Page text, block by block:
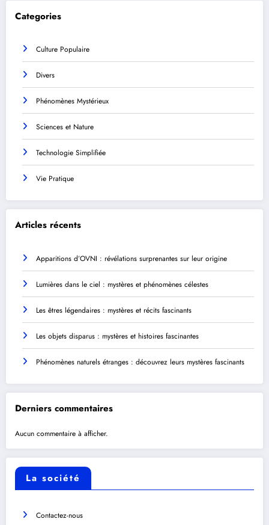
Categories
Culture Populaire
Divers
Phénomènes Mystérieux
Sciences et Nature
Technologie Simplifiée
Vie Pratique
Articles récents
Apparitions d’OVNI : révélations surprenantes sur leur origine
Lumières dans le ciel : mystères et phénomènes célestes
Les êtres légendaires : mystères et récits fascinants
Les objets disparus : mystères et histoires fascinantes
Phénomènes naturels étranges : découvrez leurs mystères fascinants
Derniers commentaires
Aucun commentaire à afficher.
La société
Contactez-nous